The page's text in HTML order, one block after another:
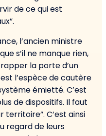
de ce qui est
l’ancien ministre
s’il ne manque rien,
la porte d’un
l’espèce de cautère
émietté. C’est
de dispositifs. Il faut
C’est ainsi
regard de leurs